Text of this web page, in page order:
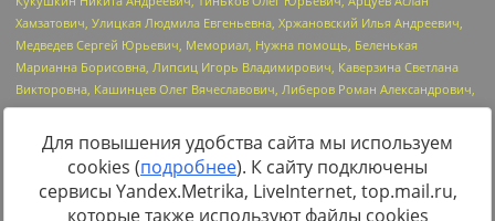
https://minjust.gov.ru/uploaded/files/reestr-
inostrannyih-agentov-22-03-2024.pdfданные на22.03.2024
Для повышения удобства сайта мы используем
cookies (подробнее). К сайту подключены
сервисы Yandex.Metrika, LiveInternet, top.mail.ru,
которые также используют файлы cookies